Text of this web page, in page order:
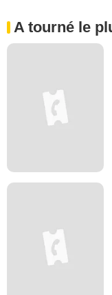
A tourné le